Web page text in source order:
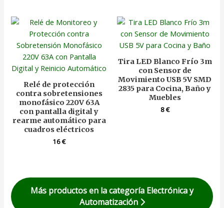
Relé de protección
contra sobretensiones
monofásico 220V 63A
con pantalla digital y
rearme automático para
cuadros eléctricos
16€
Tira LED Blanco Frío 3m
con Sensor de
Movimiento USB 5V SMD
2835 para Cocina, Baño y
Muebles
8€
Más productos en la categoría Electrónica y
Automatización